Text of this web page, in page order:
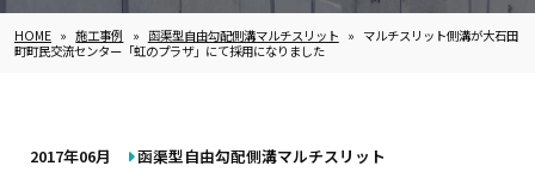
HOME » 施工事例 » 函渠型自由勾配側溝マルチスリット » マルチスリット側溝が大石田
町町民交流センター「虹のプラザ」にて採用になりました
2017年06月 函渠型自由勾配側溝マルチスリット